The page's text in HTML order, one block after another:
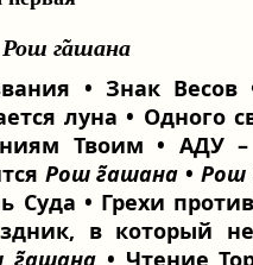
Рош г̃ашана
• Знак Весов
луна • Одного
Твоим • АДУ
Рош г̃ашана •Рош
Суда • Грехи против
в который
г̃ашана • Чтение